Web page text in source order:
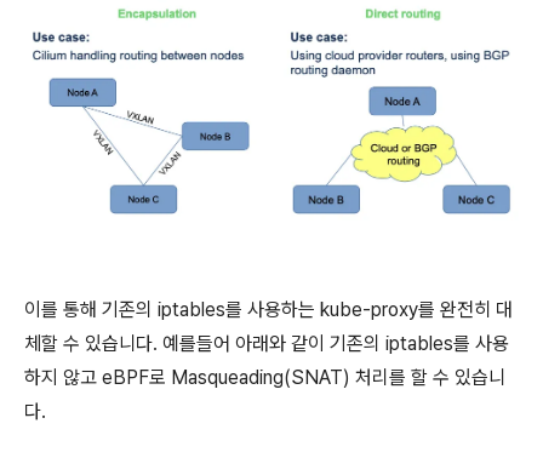
이를 통해 기존의 iptables를 사용하는 kube-proxy를 완전히 대
체할 수 있습니다. 예를들어 아래와 같이 기존의 iptables를 사용
하지 않고 eBPF로 Masqueading(SNAT) 처리를 할 수 있습니
다.